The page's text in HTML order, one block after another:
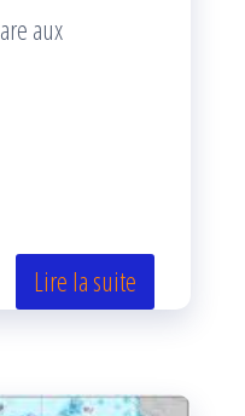
aux
Lire la suite